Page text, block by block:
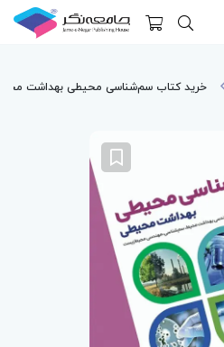
خرید کتاب سم‌شناسی محیطی بهداشت